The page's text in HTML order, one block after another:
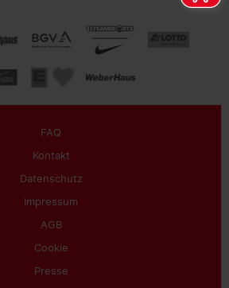
FAQ
Kontakt
Datenschutz
Impressum
AGB
Cookie
Presse